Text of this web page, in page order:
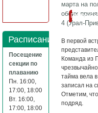
марта на
обоих
4 (Урал-
В первой
Команда из
тайма вела
записал на
Отметим,
подряд.
Расписание
Посещение
секции по
плаванию
Пн. 16:00,
17:00, 18:00
Вт. 16:00,
17:00, 18:00